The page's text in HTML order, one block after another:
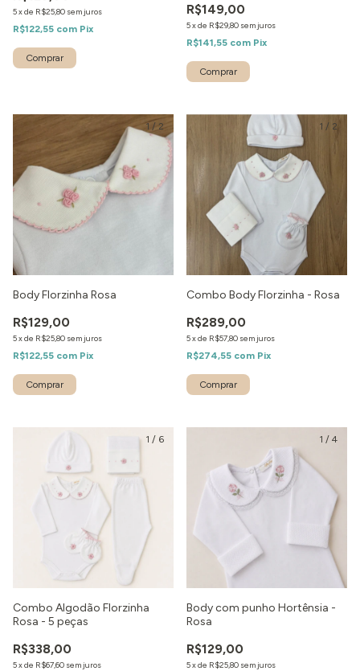
5xde R$25,80 sem juros
R$122,55 com Pix
R$149,00
5xde R$29,80 sem juros
R$141,55 com Pix
1 / 2
Body Florzinha Rosa
R$129,00
5xde R$25,80 sem juros
R$122,55 com Pix
1 / 2
Combo Body Florzinha - Rosa
R$289,00
5xde R$57,80 sem juros
R$274,55 com Pix
1 / 6
Combo Algodão Florzinha
Rosa - 5 peças
R$338,00
5xde R$67,60 sem juros
1 / 4
Body com punho Hortênsia -
Rosa
R$129,00
5xde R$25,80 sem juros